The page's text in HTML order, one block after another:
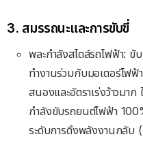
3. สมรรถนะและการขับขี่
พละกำลังสไตล์รถไฟฟ้า: ขั
ทำงานร่วมกับมอเตอร์ไฟ
สนองและอัตราเร่งว้าวมา
กำลังขับรถยนต์ไฟฟ้า
ระดับการดึงพลังงานกลับ